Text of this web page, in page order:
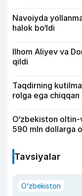
Navoiyda
halok bo‘ldi
Ilhom Aliyev va
qildi
Taqdirning
rolga ega
O‘zbekiston
590 mln dollarga
Tavsiyalar
O‘zbekiston